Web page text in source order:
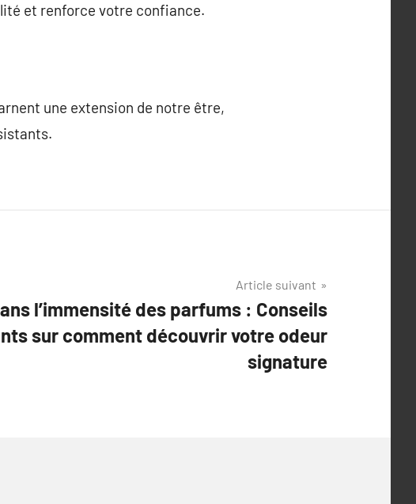
et renforce votre confiance.
une extension de notre être,
Article suivant
l’immensité des parfums : Conseils
sur comment découvrir votre odeur
signature